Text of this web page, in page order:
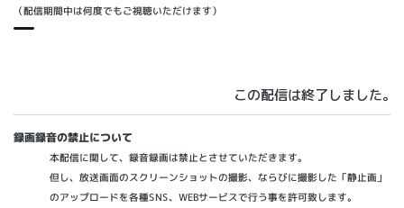
（配信期間中は何度でもご視聴いただけます）
この配信は終了しました。
録画録音の禁止について
本配信に関して、録音録画は禁止とさせていただきます。
但し、放送画面のスクリーンショットの撮影、ならびに撮影した「静止画」
のアップロードを各種SNS、WEBサービスで行う事を許可致します。